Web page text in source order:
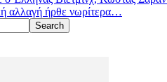
αλλαγή ήρθε νωρίτερα…